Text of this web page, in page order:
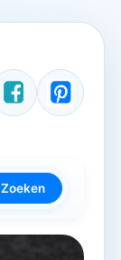
Zoeken